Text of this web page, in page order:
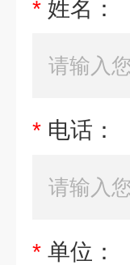
* 姓名：
* 电话：
* 单位：